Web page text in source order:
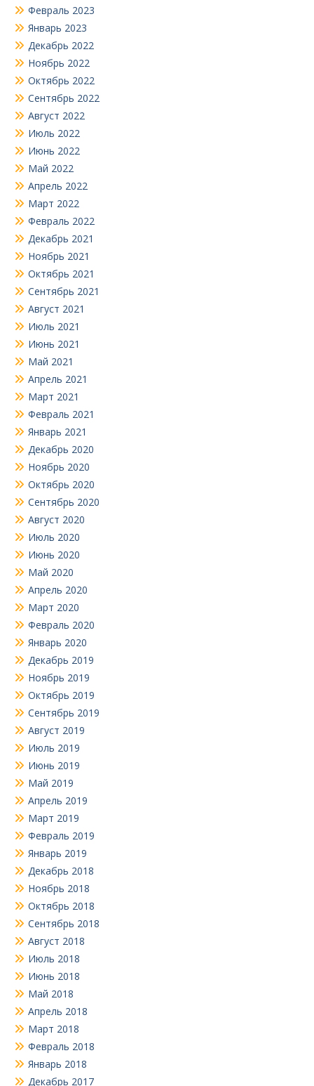
Февраль 2023
Январь 2023
Декабрь 2022
Ноябрь 2022
Октябрь 2022
Сентябрь 2022
Август 2022
Июль 2022
Июнь 2022
Май 2022
Апрель 2022
Март 2022
Февраль 2022
Декабрь 2021
Ноябрь 2021
Октябрь 2021
Сентябрь 2021
Август 2021
Июль 2021
Июнь 2021
Май 2021
Апрель 2021
Март 2021
Февраль 2021
Январь 2021
Декабрь 2020
Ноябрь 2020
Октябрь 2020
Сентябрь 2020
Август 2020
Июль 2020
Июнь 2020
Май 2020
Апрель 2020
Март 2020
Февраль 2020
Январь 2020
Декабрь 2019
Ноябрь 2019
Октябрь 2019
Сентябрь 2019
Август 2019
Июль 2019
Июнь 2019
Май 2019
Апрель 2019
Март 2019
Февраль 2019
Январь 2019
Декабрь 2018
Ноябрь 2018
Октябрь 2018
Сентябрь 2018
Август 2018
Июль 2018
Июнь 2018
Май 2018
Апрель 2018
Март 2018
Февраль 2018
Январь 2018
Декабрь 2017